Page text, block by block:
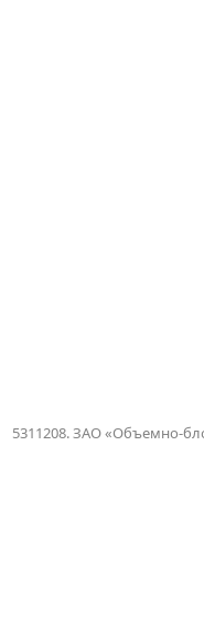
5311208. ЗАО «Объемно-